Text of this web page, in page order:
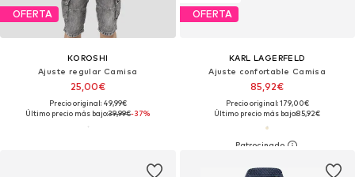
OFERTA
KOROSHI
Ajuste regular Camisa
25,00€
Precio original: 49,99€
Último precio más bajo:39,99€-37%
OFERTA
KARL LAGERFELD
Ajuste confortable Camisa
85,92€
Precio original: 179,00€
Último precio más bajo:85,92€